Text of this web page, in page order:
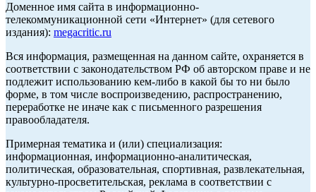
Доменное имя сайта в информационно-
телекоммуникационной сети «Интернет» (для сетевого
издания): megacritic.ru
Вся информация, размещенная на данном сайте, охраняется в
соответствии с законодательством РФ об авторском праве и не
подлежит использованию кем-либо в какой бы то ни было
форме, в том числе воспроизведению, распространению,
переработке не иначе как с письменного разрешения
правообладателя.
Примерная тематика и (или) специализация:
информационная, информационно-аналитическая,
политическая, образовательная, спортивная, развлекательная,
культурно-просветительская, реклама в соответствии с